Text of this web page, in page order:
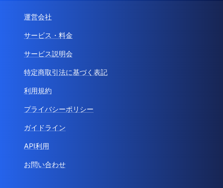
運営会社
サービス・料金
サービス説明会
特定商取引法に基づく表記
利用規約
プライバシーポリシー
ガイドライン
API利用
お問い合わせ